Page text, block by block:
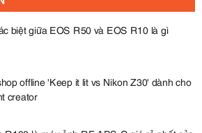
biệt giữa EOS R50 và EOS R10 là gì
offline 'Keep it lit vs Nikon Z30' dành cho
creator